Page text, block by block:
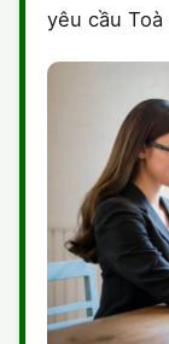
yêu cầu